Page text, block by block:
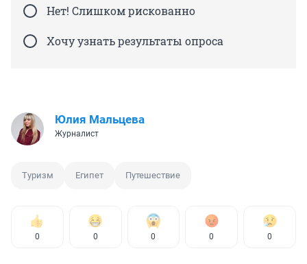
Нет! Слишком рискованно
Хочу узнать результаты опроса
Юлия Мальцева
Журналист
Туризм Египет Путешествие
0 0 0 0 0